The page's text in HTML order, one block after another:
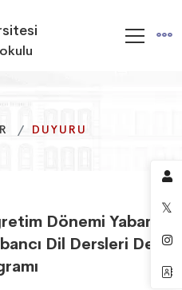
DUYURU
DUYURU
DUYURU
Dönemi Yabancı
Dil Dersleri Ders